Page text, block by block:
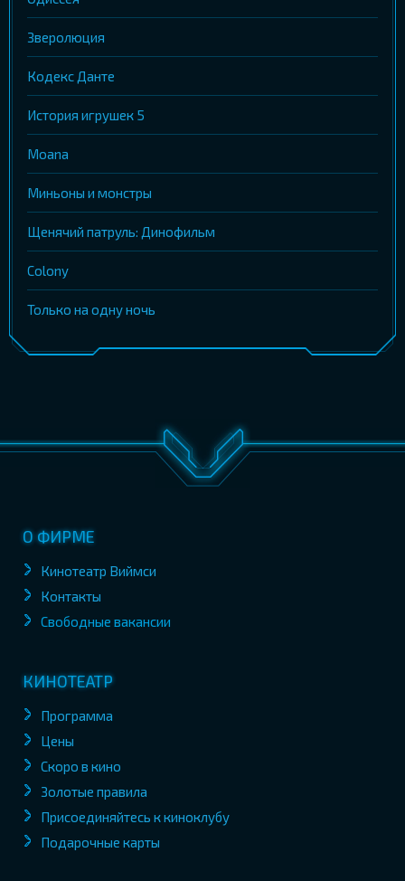
Зверолюция
Кодекс Данте
История игрушек 5
Moana
Миньоны и монстры
Щенячий патруль: Динофильм
Colony
Только на одну ночь
О ФИРМЕ
Кинотеатр Виймси
Контакты
Свободные вакансии
КИНОТЕАТР
Программа
Цены
Скоро в кино
Золотые правила
Присоединяйтесь к киноклубу
Подарочные карты